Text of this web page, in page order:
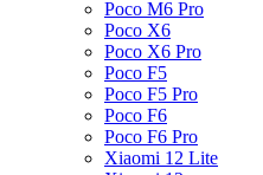
Poco M6 Pro
Poco X6
Poco X6 Pro
Poco F5
Poco F5 Pro
Poco F6
Poco F6 Pro
Xiaomi 12 Lite